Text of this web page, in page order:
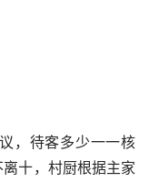
，待客多少一一核
十，村厨根据主家